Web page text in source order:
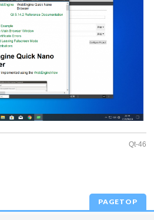
Qt-46
PAGETOP